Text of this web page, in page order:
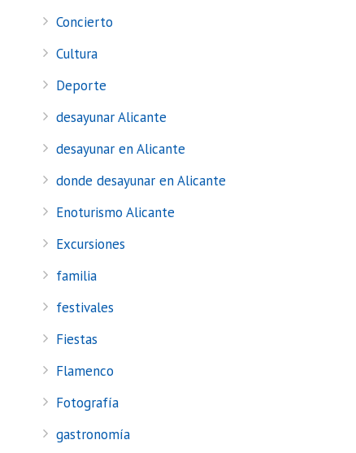
Concierto
Cultura
Deporte
desayunar Alicante
desayunar en Alicante
donde desayunar en Alicante
Enoturismo Alicante
Excursiones
familia
festivales
Fiestas
Flamenco
Fotografía
gastronomía